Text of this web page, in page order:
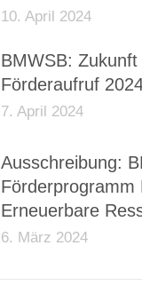
10. April 2024
BMWSB:
Förderaufruf
7. April 2024
Ausschreibung:
Förderprogramm
Erneuerbare
6. März 2024